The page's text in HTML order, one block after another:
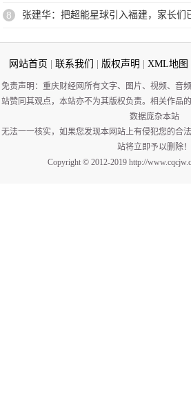
8 张建华：把超能星球引入福建，家长们
网站首页 联系我们 版权声明 XML地图
免责声明：重庆财经网所有文字、图片、视频、音
站赞同其观点，本站亦不为其版权负责。相关作品
数据庞杂本站
无法一一核实，如果您发现本网站上有侵犯您的合
站将立即予以删除！
Copyright © 2012-2019 http://